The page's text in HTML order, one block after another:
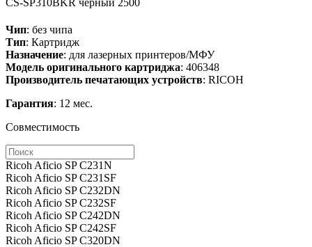
Чип: без чипа
Тип: Картридж
Назначение: для лазерных принтеров/МФУ
Модель оригинального картриджа: 406348
Производитель печатающих устройств: RICOH
Гарантия: 12 мес.
Совместимость
Ricoh Aficio SP C231N
Ricoh Aficio SP C231SF
Ricoh Aficio SP C232DN
Ricoh Aficio SP C232SF
Ricoh Aficio SP C242DN
Ricoh Aficio SP C242SF
Ricoh Aficio SP C320DN